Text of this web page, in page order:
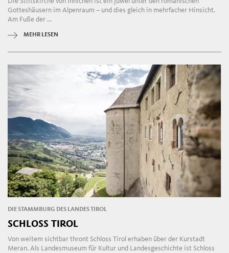
Gotteshäusern im Alpenraum – und dies gleich in mehrfacher Hinsicht.
Am Fuße der ...
MEHR LESEN
DIE STAMMBURG DES LANDES TIROL
SCHLOSS TIROL
Von weitem sichtbar thront Schloss Tirol erhaben über der Kurstadt
Meran. Als Landesmuseum für Kultur und Landesgeschichte ist Schloss